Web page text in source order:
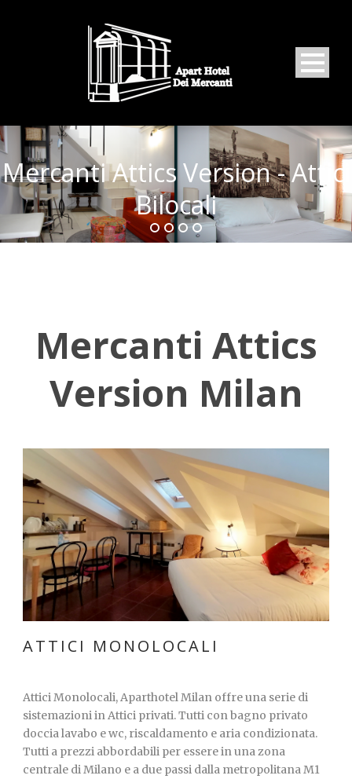
Italiano
Mercanti Attics Version - Attici
Bilocali
Mercanti Attics
Version Milan
ATTICI MONOLOCALI
Attici Monolocali, Aparthotel Milan offre una serie di
sistemazioni in Attici privati. Tutti con bagno privato
doccia lavabo e wc, riscaldamento e aria condizionata.
Tutti a prezzi abbordabili per essere in una zona
centrale di Milano e a due passi dalla metropolitana M1